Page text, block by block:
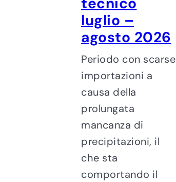
luglio –
agosto 2026
Periodo con scarse
importazioni a
causa della
prolungata
mancanza di
precipitazioni, il
che sta
comportando il